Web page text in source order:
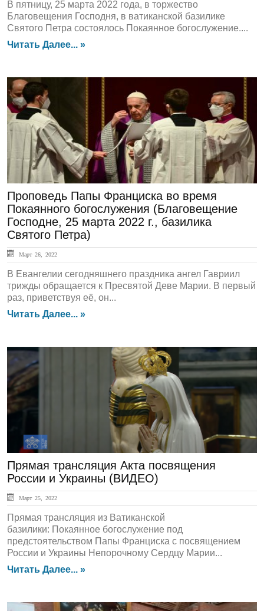
В пятницу, 25 марта 2022 года, в торжество
Благовещения Господня, в ватиканской базилике
Святого Петра состоялось Покаянное богослужение....
Читать Далее... »
ЛЕНТА НОВОСТЕЙ
Проповедь Папы Франциска во время
Покаянного богослужения (Благовещение
Господне, 25 марта 2022 г., базилика
Святого Петра)
Март 26, 2022
В Евангелии сегодняшнего праздника ангел Гавриил
трижды обращается к Пресвятой Деве Марии. В первый
раз, приветствуя её, он...
Читать Далее... »
ГЛАВНАЯ
Прямая трансляция Акта посвящения
России и Украины (ВИДЕО)
Март 25, 2022
Прямая трансляция из Ватиканской
базилики: Покаянное богослужение под
предстоятельством Папы Франциска с посвящением
России и Украины Непорочному Сердцу Марии...
Читать Далее... »